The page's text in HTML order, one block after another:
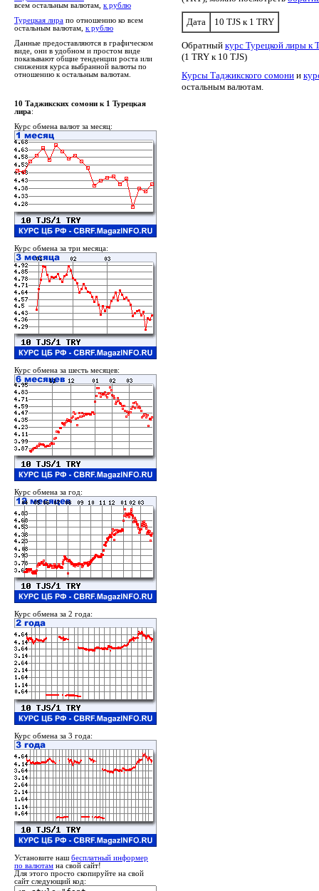
всем остальным валютам, к рублю
Турецкая лира по отношению ко всем
остальным валютам, к рублю
Данные предоставляются в графическом
виде, они в удобном и простом виде
показывают общие тенденции роста или
снижения курса выбранной валюты по
отношению к остальным валютам.
Дата 10 TJS к 1 TRY
Обратный курс Турецкой лиры к
(1 TRY к 10 TJS)
Курсы Таджикского сомони и
остальным валютам.
10 Таджикских сомони к 1 Турецкая
лира:
Курс обмена валют за месяц:
Курс обмена за три месяца:
Курс обмена за шесть месяцев:
Курс обмена за год:
Курс обмена за 2 года:
Курс обмена за 3 года:
Установите наш бесплатный информер
по валютам на свой сайт!
Для этого просто скопируйте на свой
сайт следующий код: